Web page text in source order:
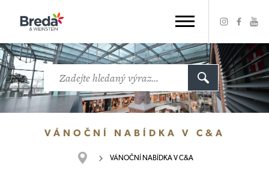
VÁNOČNÍ NABÍDKA V C&A
VÁNOČNÍ NABÍDKA V C&A